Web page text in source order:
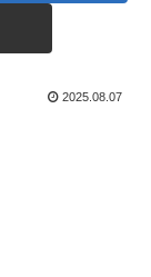
2025.08.07